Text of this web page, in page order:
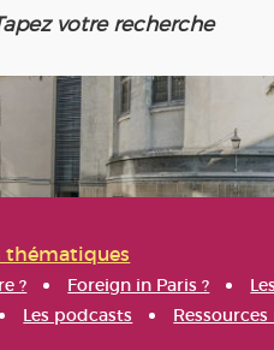
thématiques
? Foreign in Paris ?
Les podcasts